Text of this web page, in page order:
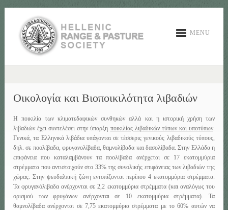
MENU
Οικολογία και Βιοποικιλότητα λιβαδιών
Η ποικιλία των κλιματεδαφικών συνθηκών αλλά και η ιστορική χρήση των
λιβαδιών έχει συντελέσει στην ύπαρξη ποικιλίας λιβαδικών τύπων και υποτύπων.
Γενικά, τα Ελληνικά λιβάδια υπάγονται σε τέσσερις γενικούς λιβαδικούς τύπους,
δηλ. σε ποολίβαδα, φρυγανολίβαδα, θαμνολίβαδα και δασολίβαδα. Στην Ελλάδα η
επιφάνεια που καταλαμβάνουν τα ποολίβαδα ανέρχεται σε 17 εκατομμύρια
στρέμματα που αντιστοιχούν στο 33% της συνολικής επιφάνειας των λιβαδιών της
χώρας. Στην ψευδαλπική ζώνη εντοπίζονται περίπου 4 εκατομμύρια στρέμματα.
Τα φρυγανόλιβαδα ανέρχονται σε 2,2 εκατομμύρια στρέμματα (και αναλόγως του
ορισμού των φρυγάνων ανέρχονται σε 10 εκατομμύρια στρέμματα). Τα
θαμνολίβαδα ανέρχονται σε 7,75 εκατομμύρια στρέμματα με το 60% αυτών να